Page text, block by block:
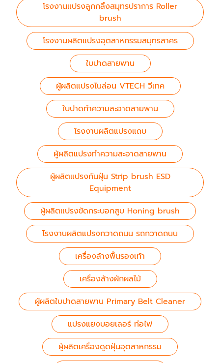
โรงงานแปรงลูกกลิ้งสมุทรปราการ Roller
brush
โรงงานผลิตแปรงอุตสาหกรรมสมุทรสาคร
ใบปาดสายพาน
ผู้ผลิตแปรงไนล่อน VTECH วีเทค
ใบปาดทำความสะอาดสายพาน
โรงงานผลิตแปรงแถบ
ผู้ผลิตแปรงทำความสะอาดสายพาน
ผู้ผลิตแปรงกันฝุ่น Strip brush ESD
Equipment
ผู้ผลิตแปรงขัดกระบอกสูบ Honing brush
โรงงานผลิตแปรงกวาดถนน รถกวาดถนน
เครื่องล้างพื้นรองเท้า
เครื่องล้างผักผลไม้
ผู้ผลิตใบปาดสายพาน Primary Belt Cleaner
แปรงแยงบอยเลอร์ ท่อไฟ
ผู้ผลิตเครื่องดูดฝุ่นอุตสาหกรรม